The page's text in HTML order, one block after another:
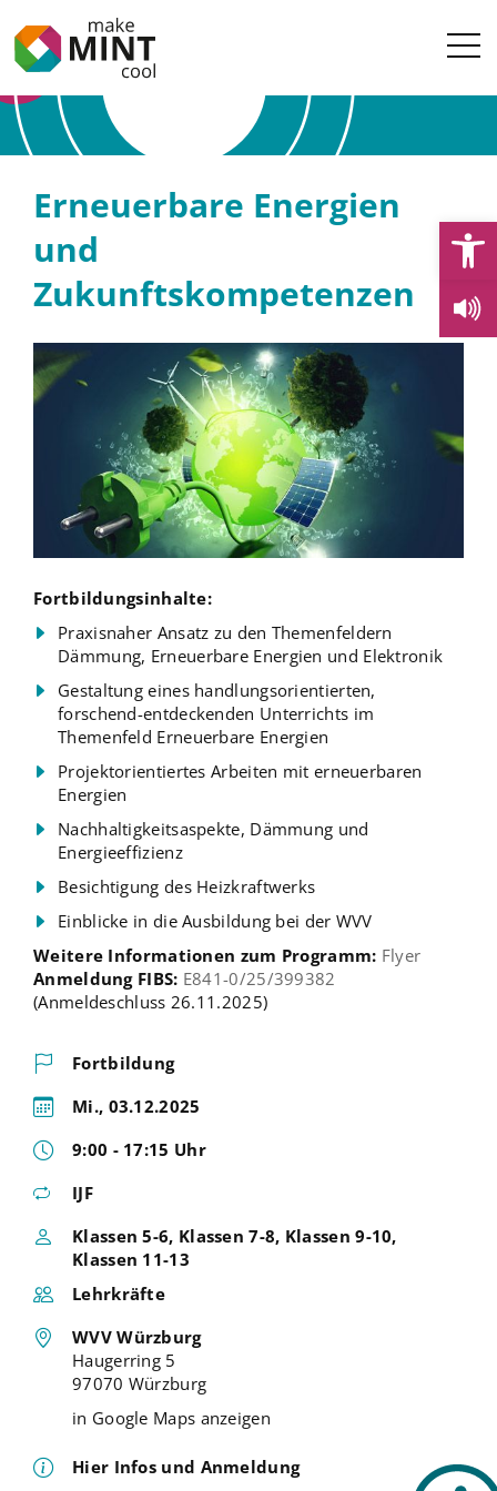
Erneuerbare Energien
und
Zukunftskompetenzen
Fortbildungsinhalte:
Praxisnaher Ansatz zu den Themenfeldern
Dämmung, Erneuerbare Energien und Elektronik
Gestaltung eines handlungsorientierten,
forschend-entdeckenden Unterrichts im
Themenfeld Erneuerbare Energien
Projektorientiertes Arbeiten mit erneuerbaren
Energien
Nachhaltigkeitsaspekte, Dämmung und
Energieeffizienz
Besichtigung des Heizkraftwerks
Einblicke in die Ausbildung bei der WVV
Weitere Informationen zum Programm: Flyer
Anmeldung FIBS: E841-0/25/399382
(Anmeldeschluss 26.11.2025)
Fortbildung
Mi., 03.12.2025
9:00 - 17:15 Uhr
IJF
Klassen 5-6, Klassen 7-8, Klassen 9-10,
Klassen 11-13
Lehrkräfte
WVV Würzburg
Haugerring 5
97070 Würzburg
in Google Maps anzeigen
Hier Infos und Anmeldung